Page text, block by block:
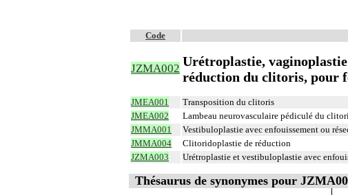
Code
JZMA002 Urétroplastie,
réduction du clitoris, pour
JMEA001 Transposition du clitoris
JMEA002 Lambeau neurovasculaire pédiculé du
JMMA001 Vestibuloplastie avec enfouissement ou
JMMA004 Clitoridoplastie de réduction
JZMA003 Urétroplastie et vestibuloplastie avec
Thésaurus de synonymes pour